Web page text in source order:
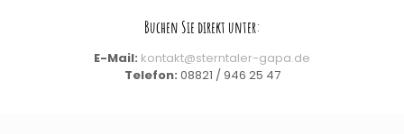
Buchen Sie direkt unter:
E-Mail: kontakt@sterntaler-gapa.de
Telefon: 08821 / 946 25 47